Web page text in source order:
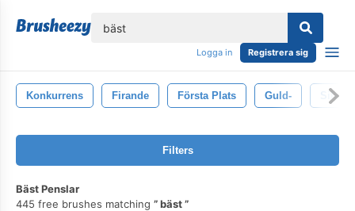
Logga in Registrera sig
Konkurrens Firande Första Plats Guld- Silver-
Filters
Bäst Penslar
445 free brushes matching
bäst